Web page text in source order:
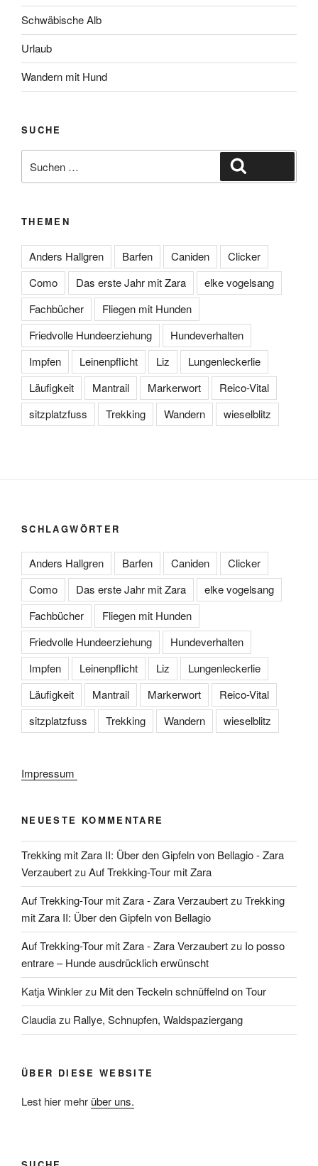
Schwäbische Alb
Urlaub
Wandern mit Hund
SUCHE
nach:
THEMEN
Anders Hallgren Barfen Caniden
Clicker
Como
Das erste Jahr mit Zara
elke vogelsang
Fachbücher
Fliegen mit Hunden
Friedvolle Hundeerziehung
Hundeverhalten
Impfen
Leinenpflicht Liz
Lungenleckerlie
Läufigkeit
Mantrail Markerwort
Reico-Vital
sitzplatzfuss
Trekking Wandern wieselblitz
SCHLAGWÖRTER
Anders Hallgren Barfen Caniden
Clicker
Como
Das erste Jahr mit Zara
elke vogelsang
Fachbücher
Fliegen mit Hunden
Friedvolle Hundeerziehung
Hundeverhalten
Impfen
Leinenpflicht Liz
Lungenleckerlie
Läufigkeit
Mantrail Markerwort
Reico-Vital
sitzplatzfuss
Trekking Wandern wieselblitz
Impressum
NEUESTE KOMMENTARE
Trekking mit Zara II: Über den Gipfeln von Bellagio - Zara
VerzaubertzuAuf Trekking-Tour mit Zara
Auf Trekking-Tour mit Zara - Zara VerzaubertzuTrekking
mit Zara II: Über den Gipfeln von Bellagio
Auf Trekking-Tour mit Zara - Zara Verzaubertzu Io posso
entrare – Hunde ausdrücklich erwünscht
Katja Winklerzu Mit den Teckeln schnüffelnd on Tour
Claudiazu Rallye, Schnupfen, Waldspaziergang
ÜBER DIESE WEBSITE
Lest hier mehr über uns.